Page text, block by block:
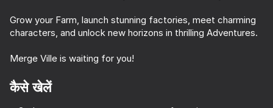
प्ले
Grow your Farm, launch stunning factories, meet charming
characters, and unlock new horizons in thrilling Adventures.
Merge Ville is waiting for you!
कैसे खेलें